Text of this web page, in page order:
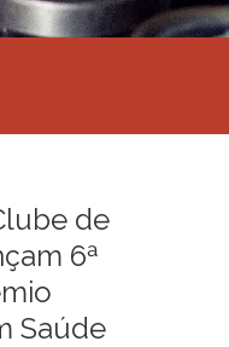
de
6ª
Saúde